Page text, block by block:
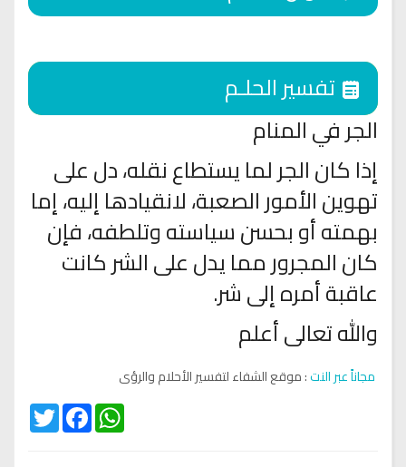
الجر في المنام
إذا كان الجر لما يستطاع نقله، دل على
تهوين الأمور الصعبة، لانقيادها إليه، إما
بهمته أو بحسن سياسته وتلطفه، فإن
كان المجرور مما يدل على الشر كانت
عاقبة أمره إلى شر.
والله تعالى أعلم
مجاناً عبر النت: موقع الشفاء لتفسير الأحلام والرؤى
Twitter
FacebookWhatsApp